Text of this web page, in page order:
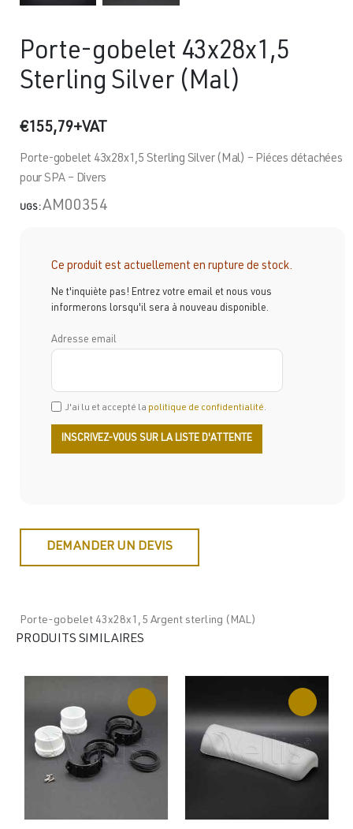
Porte-gobelet 43x28x1,5
Sterling Silver (Mal)
€155,79+VAT
Porte-gobelet 43x28x1,5 Sterling Silver (Mal) – Piéces détachées
pour SPA – Divers
UGS :AM00354
Ce produit est actuellement en rupture de stock.
Ne t'inquiète pas! Entrez votre email et nous vous
informerons lorsqu'il sera à nouveau disponible.
Adresse email
J'ai lu et accepté la politique de confidentialité.
DEMANDER UN DEVIS
Porte-gobelet 43x28x1,5 Argent sterling (MAL)
PRODUITS SIMILAIRES